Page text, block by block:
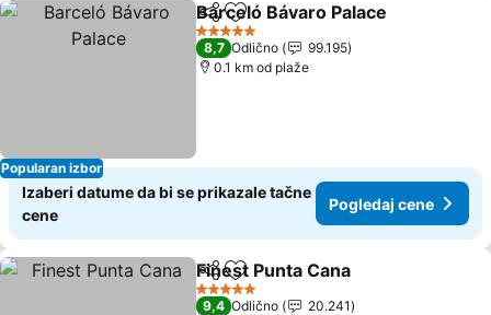
Popularan izbor
Deli Dodati u favorite
Barceló Bávaro Palace
5 Zvezdice
8,7 Odlično
99.195
0.1 km od plaže
Izaberi datume da bi se prikazale tačne
cene
Pogledaj cene
Deli Dodati u favorite
Finest Punta Cana
5 Zvezdice
9,4 Odlično
20.241